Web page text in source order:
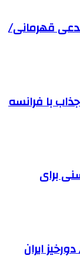
مدعی قهرمانی/
با فرانسه
برای
ایران